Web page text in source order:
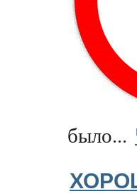
было...